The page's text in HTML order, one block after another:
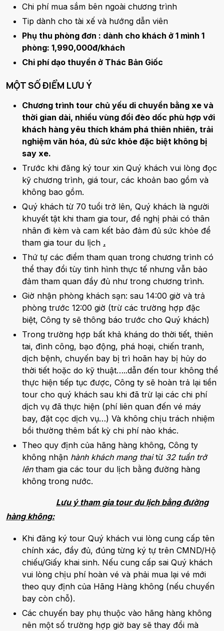
Chi phí mua sắm bên ngoài chương trình
Tip dành cho tài xế và hướng dẫn viên
Phụ thu phòng đơn : dành cho khách ở 1 mình 1
phòng: 1,990,000đ/khách
Chi phí dạo thuyền ở Thác Bản Giốc
MỘT SỐ ĐIỂM LƯU Ý
Chương trình tour chủ yếu di chuyển bằng xe và
thời gian dài, nhiều vùng đồi đèo dốc phù hợp với
khách hàng yêu thích khám phá thiên nhiên, trải
nghiệm văn hóa, đủ sức khỏe đặc biệt không bị
say xe.
Trước khi đăng ký tour xin Quý khách vui lòng đọc
kỹ chương trình, giá tour, các khoản bao gồm và
không bao gồm.
Quý khách từ 70 tuổi trở lên, Quý khách là người
khuyết tật khi tham gia tour, đề nghị phải có thân
nhân đi kèm và cam kết bảo đảm đủ sức khỏe để
tham gia tour du lịch .
Thứ tự các điểm tham quan trong chương trình có
thể thay đổi tùy tình hình thực tế nhưng vẫn bảo
đảm tham quan đầy đủ như trong chương trình.
Giờ nhận phòng khách sạn: sau 14:00 giờ và trả
phòng trước 12:00 giờ (trừ các trường hợp đặc
biệt, Công ty sẽ thông báo trước cho Quý khách)
Trong trường hợp bất khả kháng do thời tiết, thiên
tai, đình công, bạo động, phá hoại, chiến tranh,
dịch bệnh, chuyến bay bị trì hoãn hay bị hủy do
thời tiết hoặc do kỹ thuật…..dẫn đến tour không thể
thực hiện tiếp tục được, Công ty sẽ hoàn trả lại tiền
tour cho quý khách sau khi đã trừ lại các chi phí
dịch vụ đã thực hiện (phí liên quan đến vé máy
bay, đặt cọc dịch vụ…) Và không chịu trách nhiệm
bồi thường thêm bất kỳ chi phí nào khác.
Theo quy định của hãng hàng không, Công ty
không nhận hành khách mang thaitừ 32 tuần trở
lêntham gia các tour du lịch bằng đường hàng
không trong nước.
Lưu ý tham gia tour du lịch bằng đường
hàng không:
Khi đăng ký tour Quý khách vui lòng cung cấp tên
chính xác, đầy đủ, đúng từng ký tự trên CMND/Hộ
chiếu/Giấy khai sinh. Nếu cung cấp sai Quý khách
vui lòng chịu phí hoàn vé và phải mua lại vé mới
theo quy định của Hãng Hàng không (nếu chuyến
bay còn chỗ).
Các chuyến bay phụ thuộc vào hãng hàng không
nên một số trường hợp giờ bay sẽ thay đổi mà